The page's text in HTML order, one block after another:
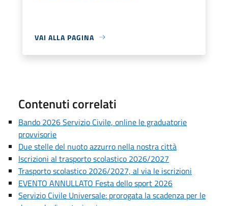
VAI ALLA PAGINA
Contenuti correlati
Bando 2026 Servizio Civile, online le graduatorie
provvisorie
Due stelle del nuoto azzurro nella nostra città
Iscrizioni al trasporto scolastico 2026/2027
Trasporto scolastico 2026/2027, al via le iscrizioni
EVENTO ANNULLATO Festa dello sport 2026
Servizio Civile Universale: prorogata la scadenza per le